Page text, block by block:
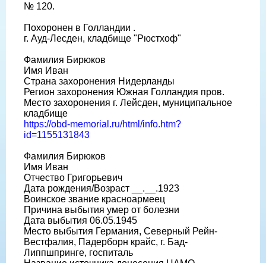
№ 120.
Похоронен в Голландии .
г. Ауд-Лесден, кладбище "Рюстхоф"
Фамилия Бирюков
Имя Иван
Страна захоронения Нидерланды
Регион захоронения Южная Голландия пров.
Место захоронения г. Лейсден, муниципальное
кладбище
https://obd-memorial.ru/html/info.htm?
id=1155131843
Фамилия Бирюков
Имя Иван
Отчество Григорьевич
Дата рождения/Возраст __.__.1923
Воинское звание красноармеец
Причина выбытия умер от болезни
Дата выбытия 06.05.1945
Место выбытия Германия, Северный Рейн-
Вестфалия, Падерборн крайс, г. Бад-
Липпшпринге, госпиталь